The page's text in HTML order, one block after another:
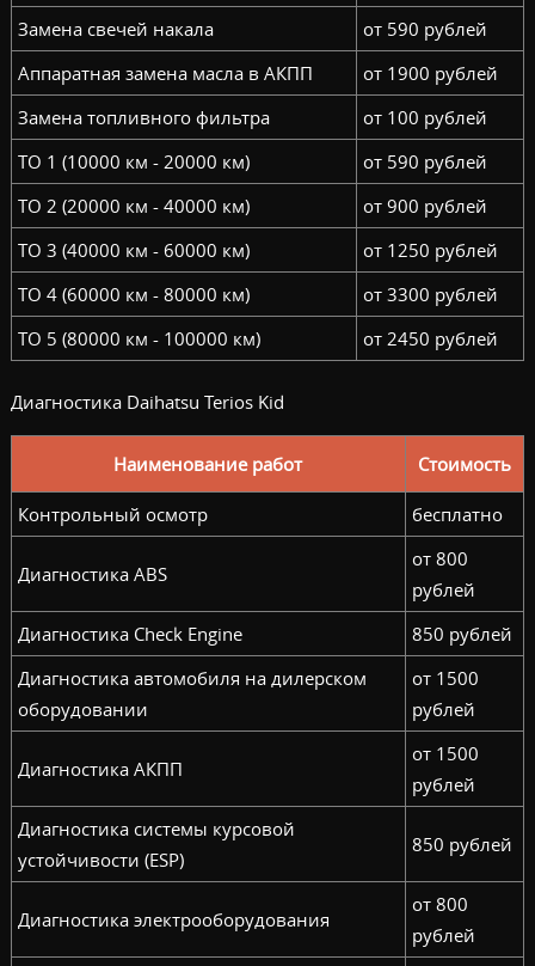
Замена свечей накала
от 590 рублей
Аппаратная замена масла в АКПП
от 1900 рублей
Замена топливного фильтра
от 100 рублей
ТО 1 (10000 км - 20000 км)
от 590 рублей
ТО 2 (20000 км - 40000 км)
от 900 рублей
ТО 3 (40000 км - 60000 км)
от 1250 рублей
ТО 4 (60000 км - 80000 км)
от 3300 рублей
ТО 5 (80000 км - 100000 км)
от 2450 рублей
Диагностика Daihatsu Terios Kid
Наименование работ Стоимость
Контрольный осмотр бесплатно
Диагностика ABS
от 800
рублей
Диагностика Check Engine
850 рублей
Диагностика автомобиля на дилерском
оборудовании
от 1500
рублей
Диагностика АКПП
от 1500
рублей
Диагностика системы курсовой
устойчивости (ESP)
850 рублей
Диагностика электрооборудования
от 800
рублей